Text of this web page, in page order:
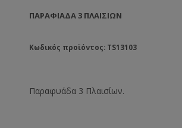
ΠΑΡΑΦΙΆΔΑ 3 ΠΛΑΙΣΊΩΝ
Κωδικός προϊόντος: TS13103
Παραφυάδα 3 Πλαισίων.